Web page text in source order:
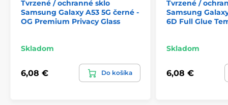
Tvrzené / ochranné sklo
Samsung Galaxy A53 5G černé -
OG Premium Privacy Glass
Skladom
6,08 € Do košíka
Tvrzené /
Samsung
6D Full Glue
Skladom
6,08 €